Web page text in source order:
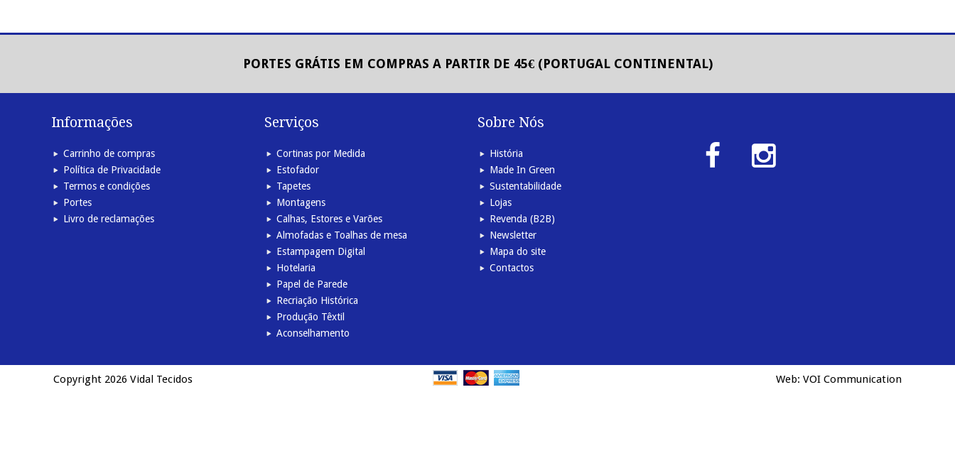
PORTES GRÁTIS EM COMPRAS A PARTIR DE 45€ (PORTUGAL CONTINENTAL)
Informações
Carrinho de compras
Política de Privacidade
Termos e condições
Portes
Livro de reclamações
Serviços
Cortinas por Medida
Estofador
Tapetes
Montagens
Calhas, Estores e Varões
Almofadas e Toalhas de mesa
Estampagem Digital
Hotelaria
Papel de Parede
Recriação Histórica
Produção Têxtil
Aconselhamento
Sobre Nós
História
Made In Green
Sustentabilidade
Lojas
Revenda (B2B)
Newsletter
Mapa do site
Contactos
Copyright 2026 Vidal Tecidos Web: VOI Communication